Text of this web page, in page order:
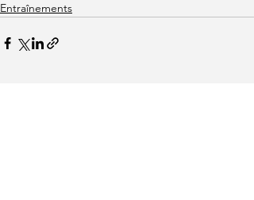
Entraînements